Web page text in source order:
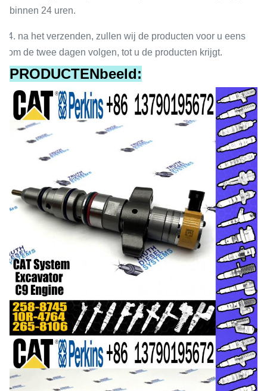
binnen 24 uren.
4. na het verzenden, zullen wij de producten voor u eens
om de twee dagen volgen, tot u de producten krijgt.
PRODUCTENbeeld: